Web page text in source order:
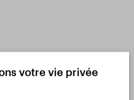
votre vie privée